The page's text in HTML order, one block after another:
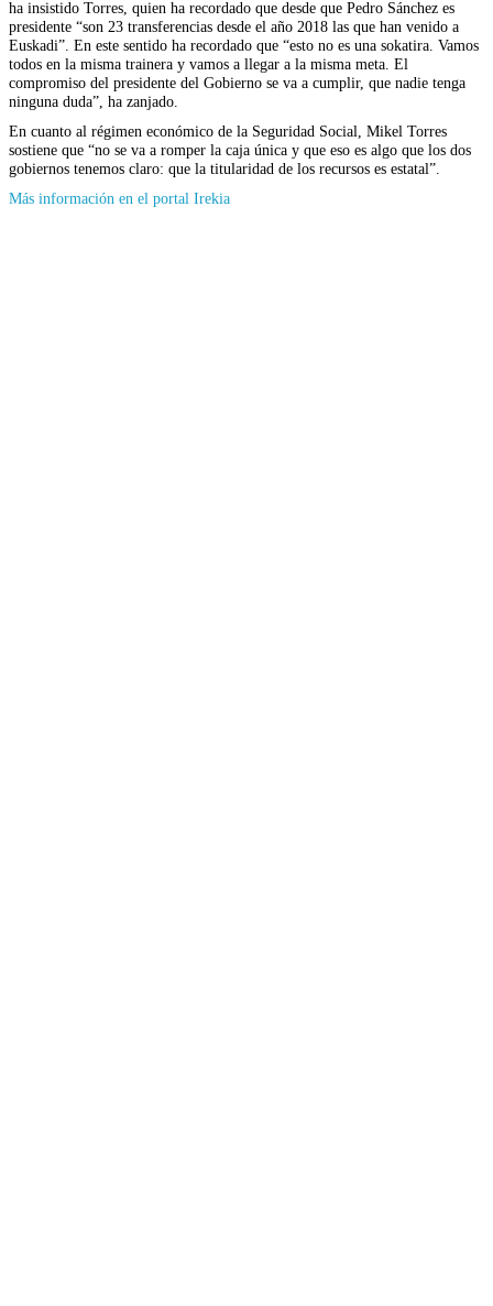
ha insistido Torres, quien ha recordado que desde que Pedro Sánchez es
presidente “son 23 transferencias desde el año 2018 las que han venido a
Euskadi”. En este sentido ha recordado que “esto no es una sokatira. Vamos
todos en la misma trainera y vamos a llegar a la misma meta. El
compromiso del presidente del Gobierno se va a cumplir, que nadie tenga
ninguna duda”, ha zanjado.
En cuanto al régimen económico de la Seguridad Social, Mikel Torres
sostiene que “no se va a romper la caja única y que eso es algo que los dos
gobiernos tenemos claro: que la titularidad de los recursos es estatal”.
Más información en el portal Irekia(Se